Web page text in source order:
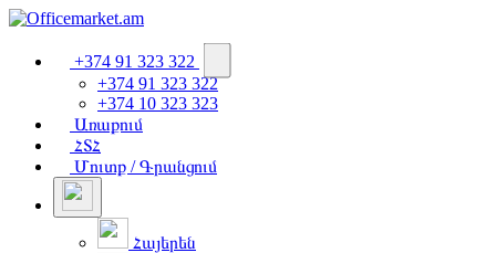
+374 91 323 322
+374 91 323 322
+374 10 323 323
Առաքում
ՀՏՀ
Մուտք / Գրանցում
Հայերեն